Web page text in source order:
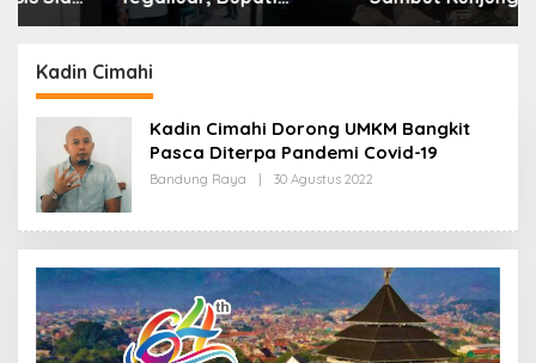
Bandung: Sampah
Pemerintah
Kerja Menkopolkam:
Kadin Cimahi
Kadin Cimahi Dorong UMKM Bangkit
Pasca Diterpa Pandemi Covid-19
Bandung Raya 30 Agustus 2022
H
R
A
S
I